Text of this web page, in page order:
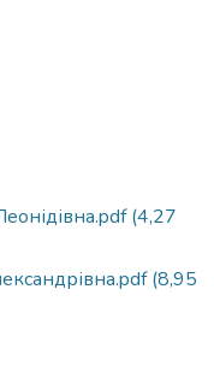
(4,27
(8,95